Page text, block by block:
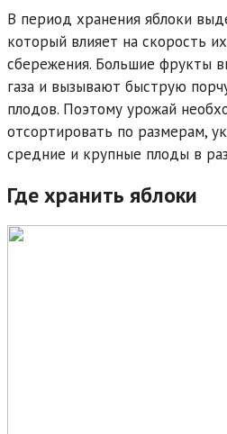
В период хранения яблоки
который влияет на скорость
сбережения. Большие фрукты
газа и вызывают быструю
плодов. Поэтому урожай
отсортировать по размерам,
средние и крупные плоды в
Где хранить яблоки